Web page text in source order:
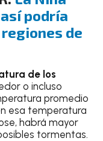
podría
de
de los
o incluso
promedio
esa temperatura
habrá mayor
tormentas.